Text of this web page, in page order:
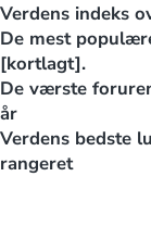
Verdens indeks
De mest
[kortlagt].
De værste
år
Verdens bedste
rangeret